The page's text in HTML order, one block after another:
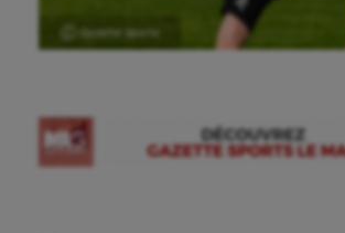
Ⓒ Gazette Sports